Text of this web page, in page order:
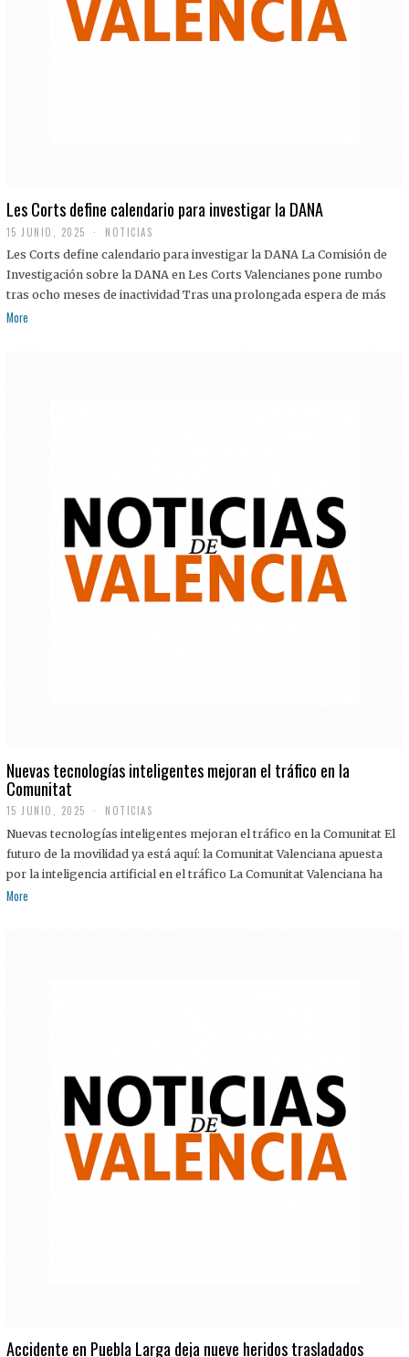
Les Corts define calendario para investigar la DANA
15 JUNIO, 2025 NOTICIAS
Les Corts define calendario para investigar la DANA La Comisión de
Investigación sobre la DANA en Les Corts Valencianes pone rumbo
tras ocho meses de inactividad Tras una prolongada espera de más
More
Nuevas tecnologías inteligentes mejoran el tráfico en la
Comunitat
15 JUNIO, 2025 NOTICIAS
Nuevas tecnologías inteligentes mejoran el tráfico en la Comunitat El
futuro de la movilidad ya está aquí: la Comunitat Valenciana apuesta
por la inteligencia artificial en el tráfico La Comunitat Valenciana ha
More
Accidente en Puebla Larga deja nueve heridos trasladados